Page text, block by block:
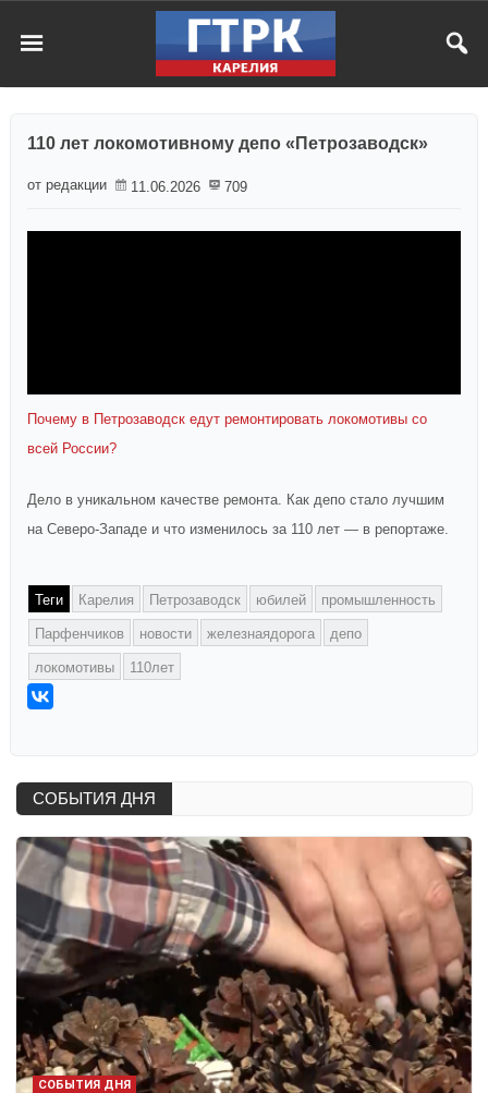
110 лет локомотивному депо «Петрозаводск»
от редакции 11.06.2026 709
Почему в Петрозаводск едут ремонтировать локомотивы со
всей России?
Дело в уникальном качестве ремонта. Как депо стало лучшим
на Северо-Западе и что изменилось за 110 лет — в репортаже.
Теги Карелия Петрозаводск юбилей промышленность
Парфенчиков новости железнаядорога депо
локомотивы 110лет
СОБЫТИЯ ДНЯ
СОБЫТИЯ ДНЯ